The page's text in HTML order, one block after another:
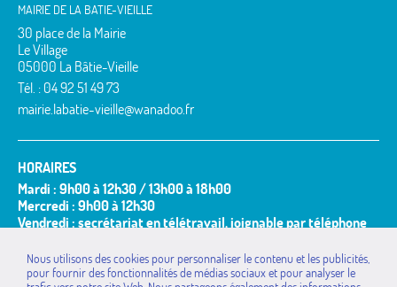
MAIRIE DE LA BATIE-VIEILLE
30 place de la Mairie
Le Village
05000 La Bâtie-Vieille
Tél. : 04 92 51 49 73
mairie.labatie-vieille@wanadoo.fr
HORAIRES
Mardi : 9h00 à 12h30 / 13h00 à 18h00
Mercredi : 9h00 à 12h30
Vendredi : secrétariat en télétravail, joignable par téléphone
Permanence du Maire ou de ses adjoints :
Le(s) mardi(s) de 9h30 à 11h00 ou sur rendez-vous.
Nous utilisons des cookies pour personnaliser le contenu et les publicités,
pour fournir des fonctionnalités de médias sociaux et pour analyser le